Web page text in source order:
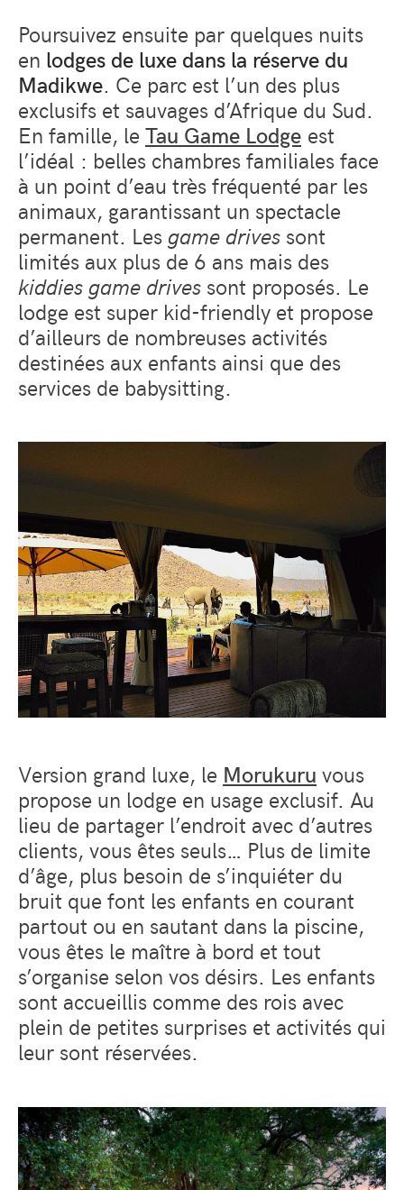
Poursuivez ensuite par quelques nuits
en lodges de luxe dans la réserve du
Madikwe. Ce parc est l’un des plus
exclusifs et sauvages d’Afrique du Sud.
En famille, le Tau Game Lodge est
l’idéal : belles chambres familiales face
à un point d’eau très fréquenté par les
animaux, garantissant un spectacle
permanent. Les game drives sont
limités aux plus de 6 ans mais des
kiddies game drives sont proposés. Le
lodge est super kid-friendly et propose
d’ailleurs de nombreuses activités
destinées aux enfants ainsi que des
services de babysitting.
Version grand luxe, le Morukuru vous
propose un lodge en usage exclusif. Au
lieu de partager l’endroit avec d’autres
clients, vous êtes seuls… Plus de limite
d’âge, plus besoin de s’inquiéter du
bruit que font les enfants en courant
partout ou en sautant dans la piscine,
vous êtes le maître à bord et tout
s’organise selon vos désirs. Les enfants
sont accueillis comme des rois avec
plein de petites surprises et activités qui
leur sont réservées.